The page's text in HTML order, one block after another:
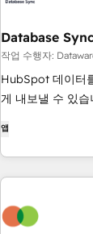
Database
작업 수행자:
HubSpot 데이터
게 내보낼 수 있습
앱